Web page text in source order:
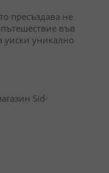
пресъздава не
във
уиски уникално
Sid-